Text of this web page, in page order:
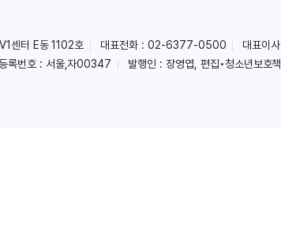
센터 E동 1102호 대표전화 : 02-6377-0500 대표이
등록번호 : 서울,자00347 발행인 : 장영엽, 편집•청소년보호